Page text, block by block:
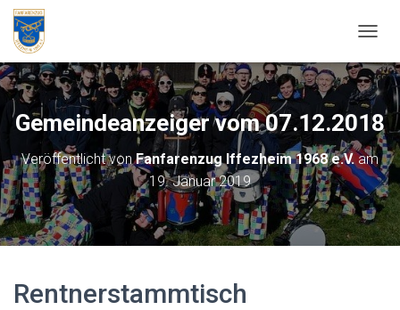
Gemeindeanzeiger vom 07.12.2018
Veröffentlicht vonFanfarenzug Iffezheim 1968 e.V.am
19. Januar 2019
Rentnerstammtisch